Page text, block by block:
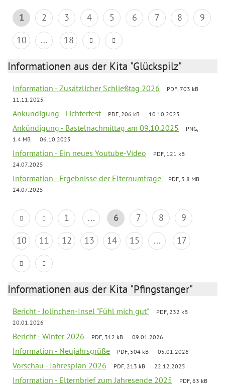
1 2 3 4 5 6 7 8
9
10
... 18
Informationen aus der Kita "Glückspilz"
Information - Zusätzlicher Schließtag 2026
PDF, 703 kB
11.11.2025
Ankündigung - Lichterfest PDF, 206 kB 10.10.2025
Ankündigung - Bastelnachmittag am 09.10.2025
PNG,
1.4 MB
06.10.2025
Information - Ein neues Youtube-Video
PDF, 121 kB
24.07.2025
Information - Ergebnisse der Elternumfrage
PDF, 3.8 MB
24.07.2025
1 ... 6 7 8
9
10
11 12 13 14 15 ... 17
Informationen aus der Kita "Pfingstanger"
Bericht - Jolinchen-Insel "Fühl mich gut"
PDF, 232 kB
20.01.2026
Bericht - Winter 2026 PDF, 312 kB 09.01.2026
Information - Neujahrsgrüße PDF, 504 kB 05.01.2026
Vorschau - Jahresplan 2026 PDF, 213 kB 22.12.2025
Information - Elternbrief zum Jahresende 2025
PDF, 63 kB